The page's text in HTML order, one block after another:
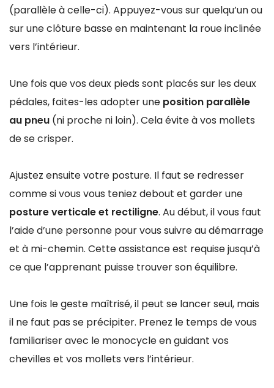
(parallèle à celle-ci). Appuyez-vous sur quelqu’un ou
sur une clôture basse en maintenant la roue inclinée
vers l’intérieur.
Une fois que vos deux pieds sont placés sur les deux
pédales, faites-les adopter une position parallèle
au pneu (ni proche ni loin). Cela évite à vos mollets
de se crisper.
Ajustez ensuite votre posture. Il faut se redresser
comme si vous vous teniez debout et garder une
posture verticale et rectiligne. Au début, il vous faut
l’aide d’une personne pour vous suivre au démarrage
et à mi-chemin. Cette assistance est requise jusqu’à
ce que l’apprenant puisse trouver son équilibre.
Une fois le geste maîtrisé, il peut se lancer seul, mais
il ne faut pas se précipiter. Prenez le temps de vous
familiariser avec le monocycle en guidant vos
chevilles et vos mollets vers l’intérieur.